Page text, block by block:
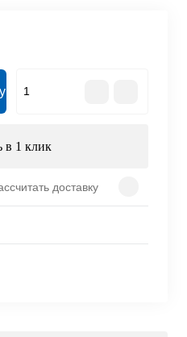
в 1 клик
доставку